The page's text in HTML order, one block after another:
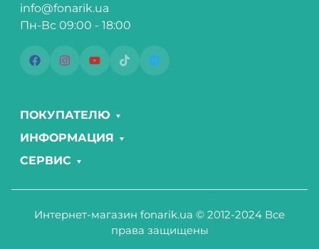
info@fonarik.ua
Пн-Вс 09:00 - 18:00
ПОКУПАТЕЛЮ
ИНФОРМАЦИЯ
СЕРВИС
Интернет-магазин fonarik.ua © 2012-2024 Все
права защищены